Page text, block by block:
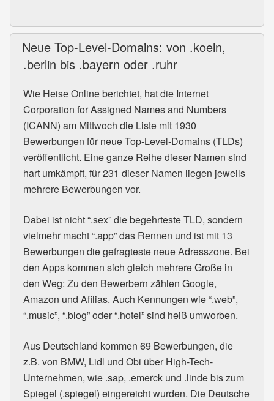
Neue Top-Level-Domains: von .koeln,
.berlin bis .bayern oder .ruhr
Wie Heise Online berichtet, hat die Internet
Corporation for Assigned Names and Numbers
(ICANN) am Mittwoch die Liste mit 1930
Bewerbungen für neue Top-Level-Domains (TLDs)
veröffentlicht. Eine ganze Reihe dieser Namen sind
hart umkämpft, für 231 dieser Namen liegen jeweils
mehrere Bewerbungen vor.
Dabei ist nicht “.sex” die begehrteste TLD, sondern
vielmehr macht “.app” das Rennen und ist mit 13
Bewerbungen die gefragteste neue Adresszone. Bei
den Apps kommen sich gleich mehrere Große in
den Weg: Zu den Bewerbern zählen Google,
Amazon und Afilias. Auch Kennungen wie “.web”,
“.music”, “.blog” oder “.hotel” sind heiß umworben.
Aus Deutschland kommen 69 Bewerbungen, die
z.B. von BMW, Lidl und Obi über High-Tech-
Unternehmen, wie .sap, .emerck und .linde bis zum
Spiegel (.spiegel) eingereicht wurden. Die Deutsche